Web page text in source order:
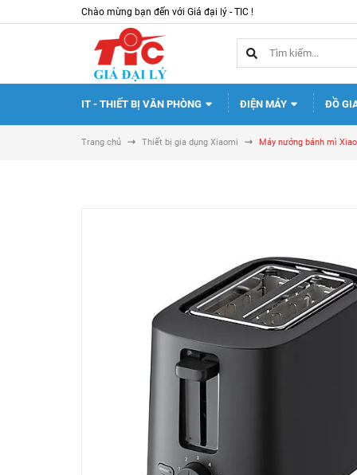
Chào mừng bạn đến với Giá đại lý - TIC !
IT - THIẾT BỊ VĂN PHÒNG ĐIỆN MÁY ĐỒ
Trang chủ Thiết bị gia dụng Xiaomi Máy nướng bánh mì